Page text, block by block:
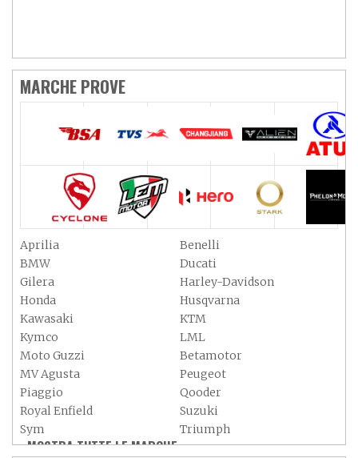
MARCHE PROVE
Aprilia
Benelli
BMW
Ducati
Gilera
Harley-Davidson
Honda
Husqvarna
Kawasaki
KTM
Kymco
LML
Moto Guzzi
Betamotor
MV Agusta
Peugeot
Piaggio
Qooder
Royal Enfield
Suzuki
Sym
Triumph
Vespa
Yamaha
MOSTRA TUTTE LE MARCHE »